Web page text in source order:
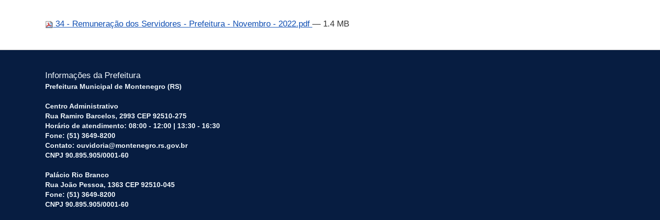
34 - Remuneração dos Servidores - Prefeitura - Novembro - 2022.pdf — 1.4 MB
Informações da Prefeitura
Prefeitura Municipal de Montenegro (RS)
Centro Administrativo
Rua Ramiro Barcelos, 2993 CEP 92510-275
Horário de atendimento: 08:00 - 12:00 | 13:30 - 16:30
Fone: (51) 3649-8200
Contato: ouvidoria@montenegro.rs.gov.br
CNPJ 90.895.905/0001-60
Palácio Rio Branco
Rua João Pessoa, 1363 CEP 92510-045
Fone: (51) 3649-8200
CNPJ 90.895.905/0001-60